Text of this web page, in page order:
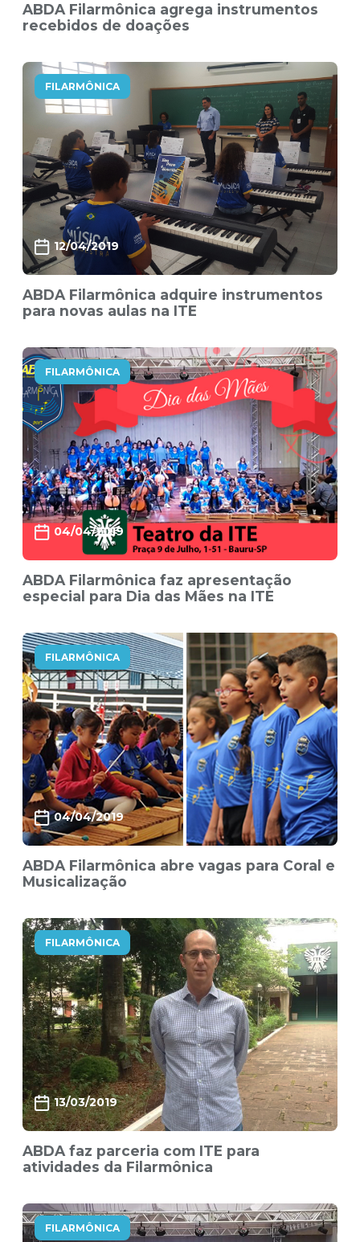
ABDA Filarmônica agrega instrumentos
recebidos de doações
FILARMÔNICA
12/04/2019
ABDA Filarmônica adquire instrumentos
para novas aulas na ITE
FILARMÔNICA
04/04/2019
ABDA Filarmônica faz apresentação
especial para Dia das Mães na ITE
FILARMÔNICA
04/04/2019
ABDA Filarmônica abre vagas para Coral e
Musicalização
FILARMÔNICA
13/03/2019
ABDA faz parceria com ITE para
atividades da Filarmônica
FILARMÔNICA